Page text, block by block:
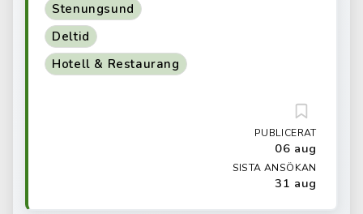
Stenungsund
Deltid
Hotell & Restaurang
PUBLICERAT
06 aug
SISTA ANSÖKAN
31 aug